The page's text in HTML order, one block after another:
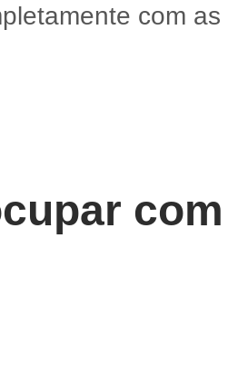
com as
com